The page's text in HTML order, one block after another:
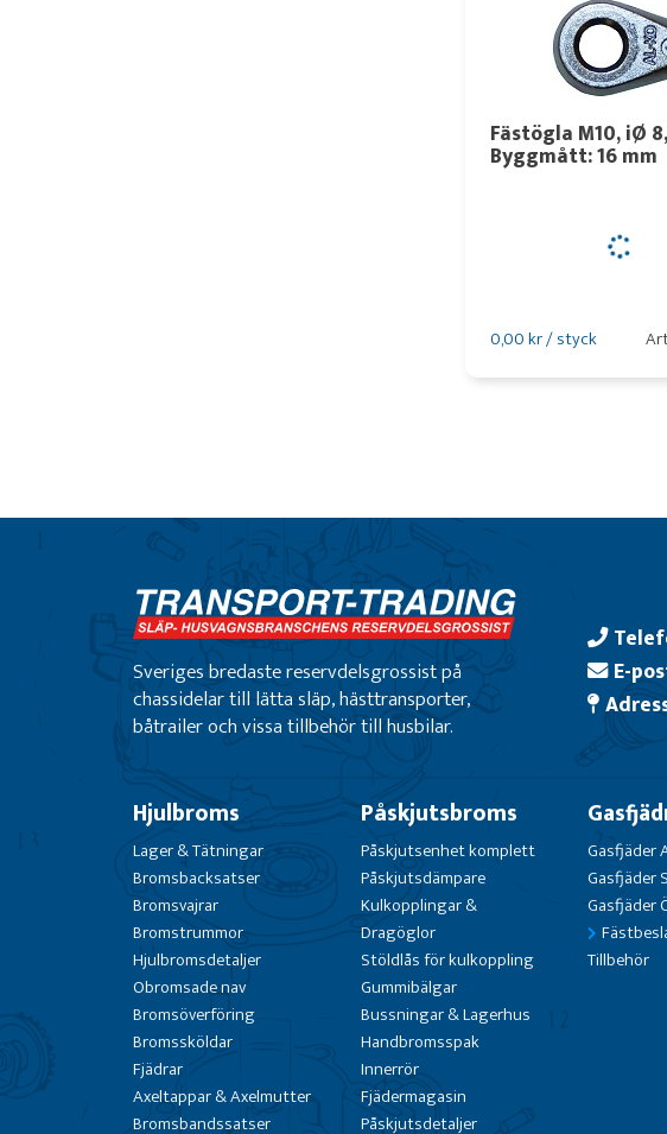
Fästögla M10, iØ
Byggmått: 16 mm
0,00 kr / styck
Sveriges bredaste reservdelsgrossist på
chassidelar till lätta släp, hästtransporter,
båtrailer och vissa tillbehör till husbilar.
E-
Hjulbroms
Lager & Tätningar
Bromsbacksatser
Bromsvajrar
Bromstrummor
Hjulbromsdetaljer
Obromsade nav
Bromsöverföring
Bromssköldar
Fjädrar
Axeltappar & Axelmutter
Bromsbandssatser
Påskjutsbroms
Påskjutsenhet komplett
Påskjutsdämpare
Kulkopplingar &
Dragöglor
Stöldlås för kulkoppling
Gummibälgar
Bussningar & Lagerhus
Handbromsspak
Innerrör
Fjädermagasin
Påskjutsdetaljer
Gasfjäder
Gasfjäder
Gasfjäder
Tillbehör